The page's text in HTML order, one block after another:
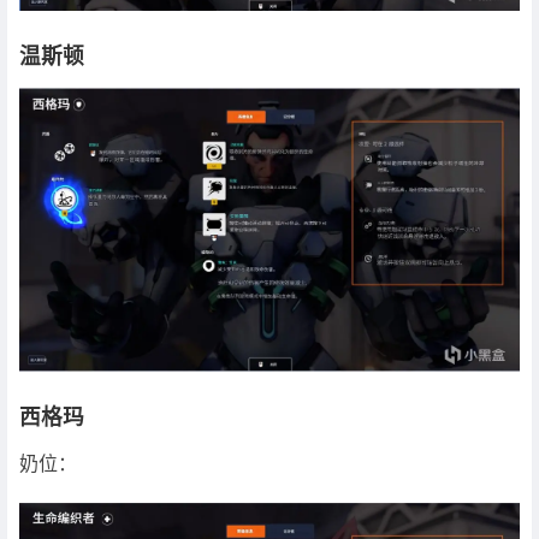
温斯顿
西格玛
奶位：